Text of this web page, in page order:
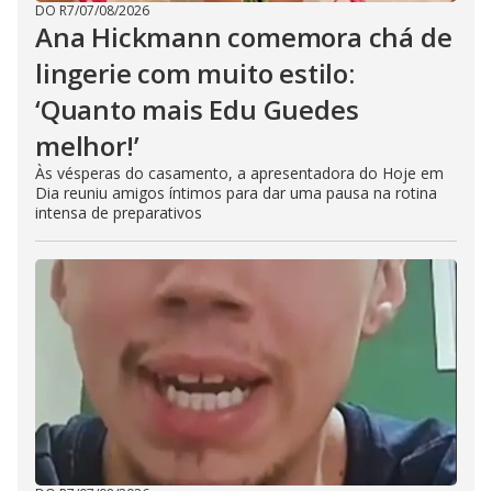
DO R7/07/08/2026
Ana Hickmann comemora chá de
lingerie com muito estilo:
‘Quanto mais Edu Guedes
melhor!’
Às vésperas do casamento, a apresentadora do Hoje em
Dia reuniu amigos íntimos para dar uma pausa na rotina
intensa de preparativos